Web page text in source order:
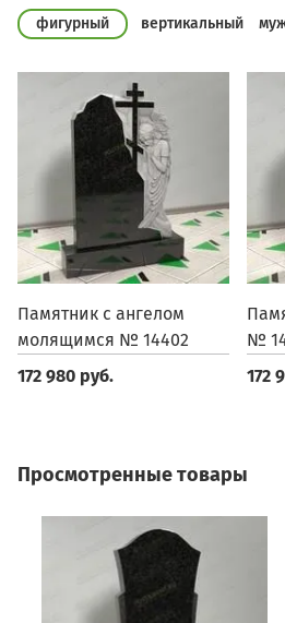
фигурный вертикальный
Памятник с ангелом
молящимся № 14402
172 980 руб.
№
172
Просмотренные товары